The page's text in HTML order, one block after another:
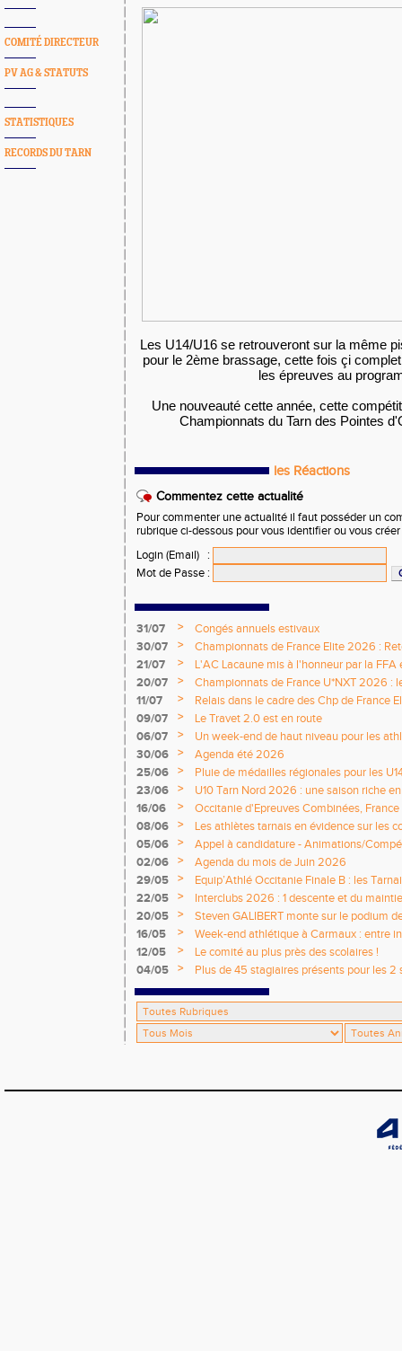
COMITÉ DIRECTEUR
PV AG & STATUTS
STATISTIQUES
RECORDS DU TARN
Les U14/U16 se retrouveront sur la même
pour le 2ème brassage, cette fois çi
les épreuves au
Une nouveauté cette année, cette
Championnats du Tarn des Pointes
les Réactions
Commentez cette actualité
Pour commenter une actualité il faut posséder un
rubrique ci-dessous pour vous identifier ou vous
Login (Email)
:
Mot de Passe :
31/07 >
Congés annuels estivaux
30/07
>
Championnats de France Elite 2026 :
21/07
>
L'AC Lacaune mis à l'honneur par la
20/07
>
Championnats de France U*NXT 2026 :
titres nationaux !
11/07 >
Relais dans le cadre des Chp de France
09/07
>
Le Travet 2.0 est en route
06/07
>
Un week-end de haut niveau pour les
nationale
30/06 >
Agenda été 2026
25/06
>
Pluie de médailles régionales pour les
23/06
>
U10 Tarn Nord 2026 : une saison riche
émotions
16/06 >
Occitanie d'Epreuves Combinées,
National de Castres
08/06 >
Les athlètes tarnais en évidence sur les
05/06
>
Appel à candidature - Animations/
2026 / 2027
02/06 >
Agenda du mois de Juin 2026
29/05
>
Equip’Athlé Occitanie Finale B : les
22/05
>
Interclubs 2026 : 1 descente et du
20/05
>
Steven GALIBERT monte sur le podium
16/05
>
Week-end athlétique à Carmaux : entre
départementaux jeunes
12/05 >
Le comité au plus près des scolaires !
04/05
>
Plus de 45 stagiaires présents pour les 2